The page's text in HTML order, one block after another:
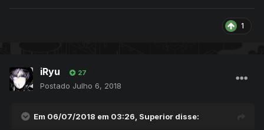
1
iRyu 27
Postado Julho 6, 2018
Em 06/07/2018 em 03:26, Superior disse: